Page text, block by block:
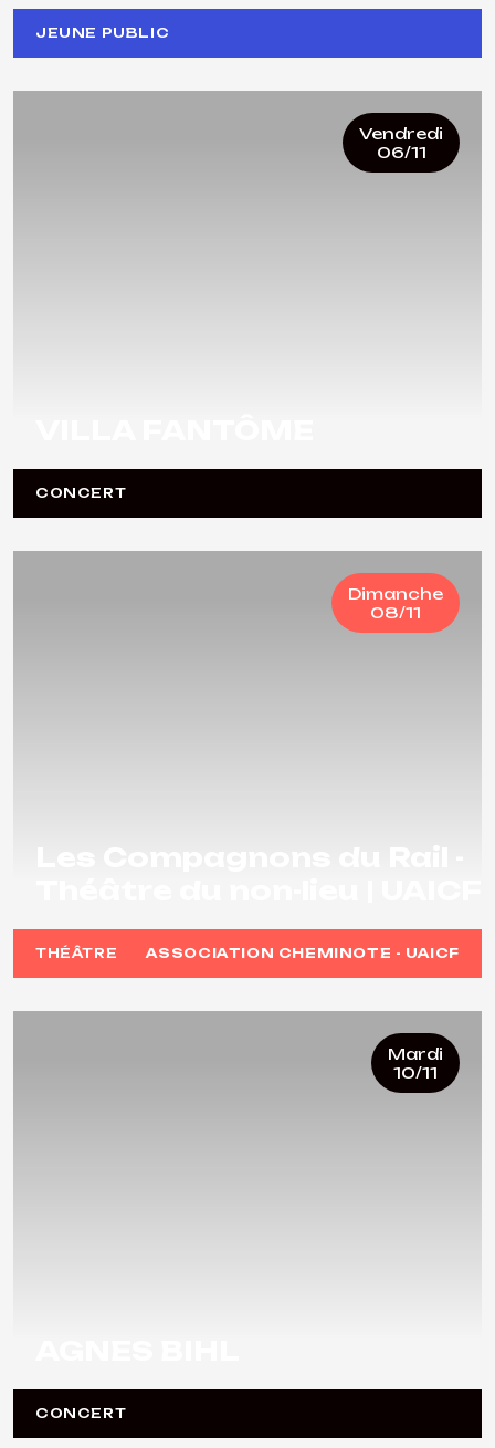
JEUNE PUBLIC
Vendredi
06/11
CONCERT
Dimanche
08/11
THÉÂTRE ASSOCIATION CHEMINOTE - UAICF
Mardi
10/11
CONCERT